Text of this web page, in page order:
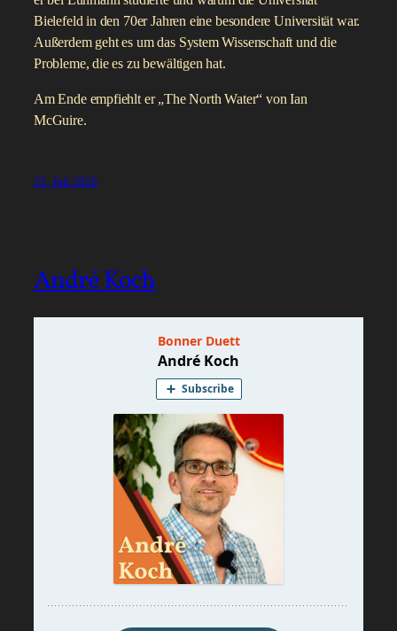
Bielefeld in den 70er Jahren eine besondere Universität war.
Außerdem geht es um das System Wissenschaft und die
Probleme, die es zu bewältigen hat.
Am Ende empfiehlt er „The North Water“ von Ian
McGuire.
25. Juli 2026
André Koch